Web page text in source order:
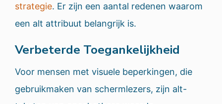
strategie. Er zijn een aantal redenen waarom
een alt attribuut belangrijk is.
Verbeterde Toegankelijkheid
Voor mensen met visuele beperkingen, die
gebruikmaken van schermlezers, zijn alt-